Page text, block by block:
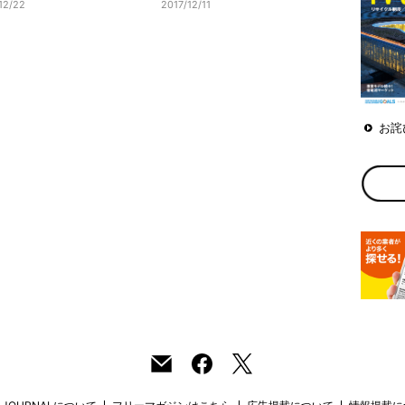
22 2017/12/11
お